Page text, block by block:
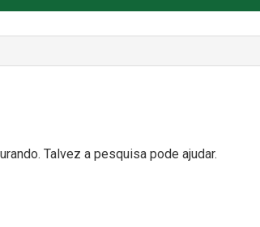
Talvez a pesquisa pode ajudar.